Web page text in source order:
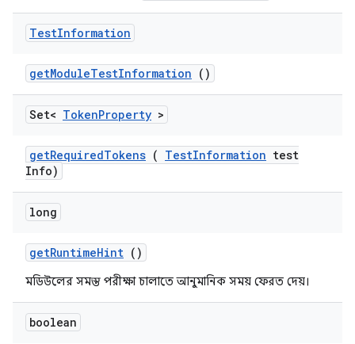
TestInformation
getModuleTestInformation ()
Set< TokenProperty >
getRequiredTokens ( TestInformation test
Info)
long
getRuntimeHint ()
মডিউলের সমস্ত পরীক্ষা চালাতে আনুমানিক সময় ফেরত দেয়।
boolean